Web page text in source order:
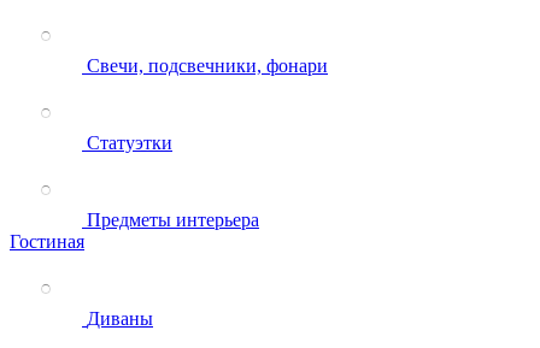
Свечи, подсвечники, фонари
Статуэтки
Предметы интерьера
Гостиная
Диваны